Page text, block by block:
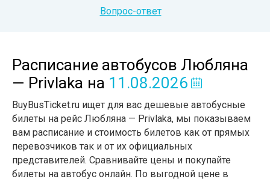
Вопрос-ответ
Расписание автобусов Любляна
— Privlaka на 11.08.2026
BuyBusTicket.ru ищет для вас дешевые автобусные
билеты на рейс Любляна — Privlaka, мы показываем
вам расписание и стоимость билетов как от прямых
перевозчиков так и от их официальных
представителей. Сравнивайте цены и покупайте
билеты на автобус онлайн. По выгодной цене в